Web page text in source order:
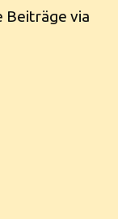
Beiträge via